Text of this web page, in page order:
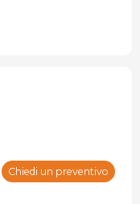
Chiedi un preventivo